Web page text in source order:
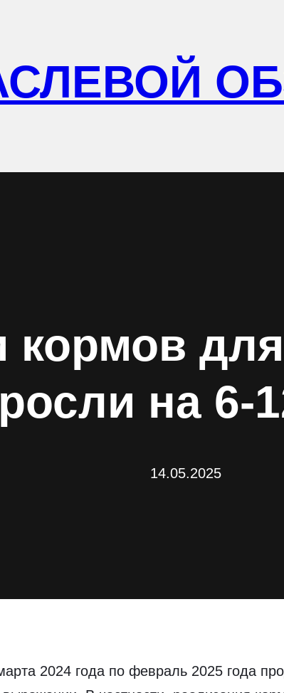
кормов
на 6-
14.05.2025
2024 года по февраль 2025 года